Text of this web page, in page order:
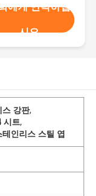
에게 연락하십
시오
스 강판,
시트,
인리스 스틸 엽